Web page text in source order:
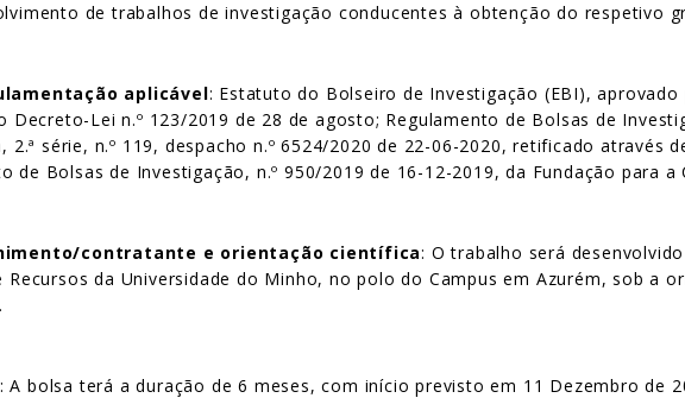
de trabalhos de investigação conducentes à obtenção do respetivo
aplicável: Estatuto do Bolseiro de Investigação (EBI),
Decreto-Lei n.º 123/2019 de 28 de agosto; Regulamento de Bolsas de
2.ª série, n.º 119, despacho n.º 6524/2020 de 22-06-2020, retificado através
de Bolsas de Investigação, n.º 950/2019 de 16-12-2019, da Fundação para
contratante e orientação científica: O trabalho será
Recursos da Universidade do Minho, no polo do Campus em Azurém, sob a
: A bolsa terá a duração de 6 meses, com início previsto em 11 Dezembro de